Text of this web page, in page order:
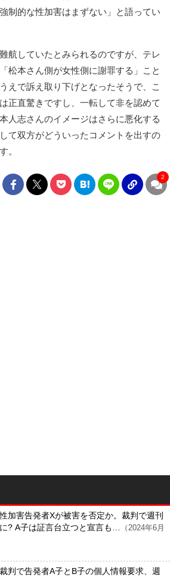
制的な性加害はまずない」と語ってい
航していたとみられるのですが、テレ
松本さん側が女性側に謝罪する」こと
えで訴え取り下げとなったそうで、こ
正直驚きですし、一転して非を認めて
人志さんのイメージはさらに悪化する
て双方がどういったコメントを出すの
。
2
加害告発者Xが被害を否定か。裁判で週刊
? A子は証言台立つと宣言も…
（2024年6月
判で告発者A子とB子の個人情報要求、週